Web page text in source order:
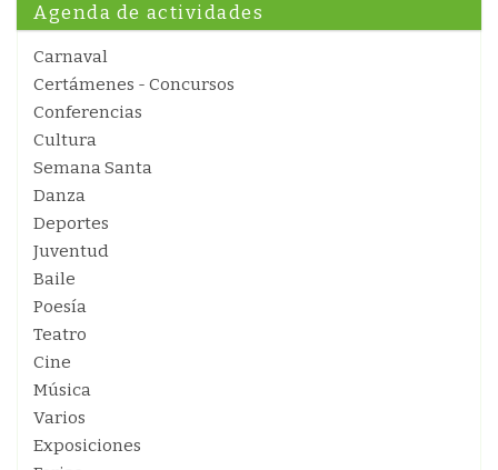
Agenda de actividades
Carnaval
Certámenes - Concursos
Conferencias
Cultura
Semana Santa
Danza
Deportes
Juventud
Baile
Poesía
Teatro
Cine
Música
Varios
Exposiciones